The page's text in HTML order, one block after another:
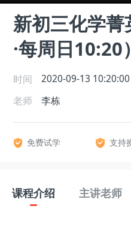
新初三化学
·每周日10:20）
时间 2020-09-13 10:20:00
老师
李栋
免费试学 支持
课程介绍 主讲老师